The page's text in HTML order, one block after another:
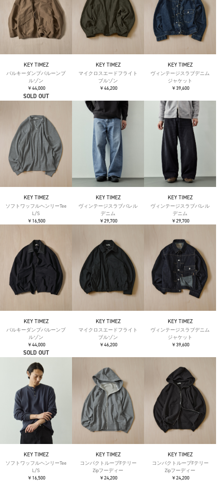
KEY TIMEZ
バルキーダンプバルーンブ
ルゾン
￥44,000
SOLD OUT
KEY TIMEZ
マイクロスエードフライト
ブルゾン
￥46,200
KEY TIMEZ
ヴィンテージスラブデニム
ジャケット
￥39,600
KEY TIMEZ
ソフトワッフルヘンリーTee
L/S
￥16,500
KEY TIMEZ
ヴィンテージスラブバレル
デニム
￥29,700
KEY TIMEZ
ヴィンテージスラブバレル
デニム
￥29,700
KEY TIMEZ
バルキーダンプバルーンブ
ルゾン
￥44,000
SOLD OUT
KEY TIMEZ
マイクロスエードフライト
ブルゾン
￥46,200
KEY TIMEZ
ヴィンテージスラブデニム
ジャケット
￥39,600
KEY TIMEZ
ソフトワッフルヘンリーTee
L/S
￥16,500
KEY TIMEZ
コンパクトループFテリー
Zipフーディー
￥24,200
KEY TIMEZ
コンパクトループFテリー
Zipフーディー
￥24,200